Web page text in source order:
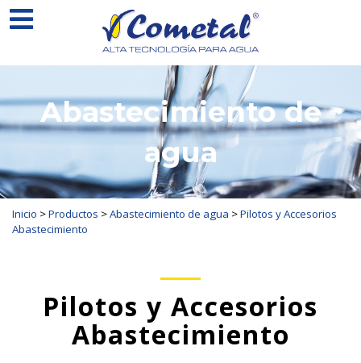
Abastecimiento de
agua
Inicio >Productos >Abastecimiento de agua >Pilotos y Accesorios
Abastecimiento
Pilotos y Accesorios
Abastecimiento